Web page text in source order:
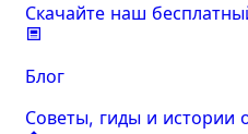
Скачайте наш
Блог
Советы, гиды и истории